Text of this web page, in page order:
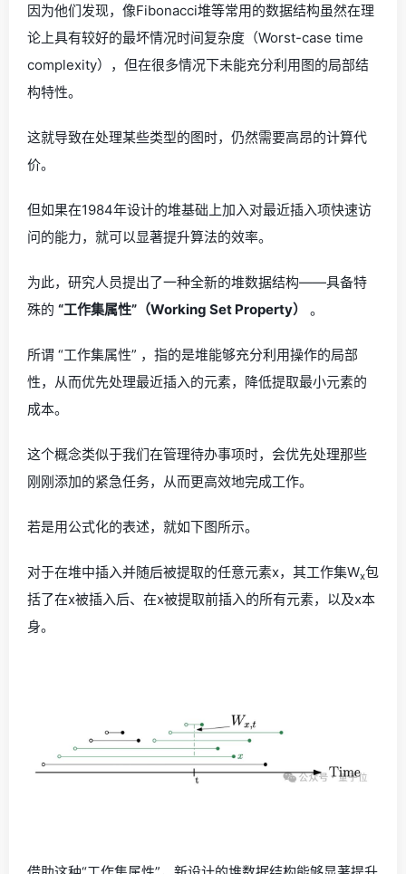
因为他们发现，像Fibonacci堆等常用的数据结构虽然在理
论上具有较好的最坏情况时间复杂度（Worst-case time
complexity），但在很多情况下未能充分利用图的局部结
构特性。
这就导致在处理某些类型的图时，仍然需要高昂的计算代
价。
但如果在1984年设计的堆基础上加入对最近插入项快速访
问的能力，就可以显著提升算法的效率。
为此，研究人员提出了一种全新的堆数据结构——具备特
殊的 “工作集属性”（Working Set Property） 。
所谓 “工作集属性” ，指的是堆能够充分利用操作的局部
性，从而优先处理最近插入的元素，降低提取最小元素的
成本。
这个概念类似于我们在管理待办事项时，会优先处理那些
刚刚添加的紧急任务，从而更高效地完成工作。
若是用公式化的表述，就如下图所示。
对于在堆中插入并随后被提取的任意元素x，其工作集Wx包
括了在x被插入后、在x被提取前插入的所有元素，以及x本
身。